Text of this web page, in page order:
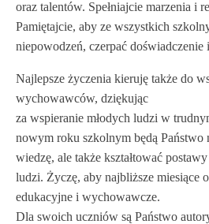
oraz talentów. Spełniajcie marzenia i
Pamiętajcie, aby ze wszystkich
niepowodzeń, czerpać doświadczenie
Najlepsze życzenia kieruję także do
wychowawców, dziękując
za wspieranie młodych ludzi w
nowym roku szkolnym będą Państwo
wiedzę, ale także kształtować
ludzi. Życzę, aby najbliższe miesiące
edukacyjne i wychowawcze.
Dla swoich uczniów są Państwo